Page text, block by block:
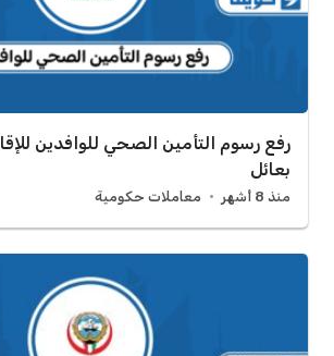
رفع رسوم التأمين الصحي للوافدين
بعائل
منذ 8 أشهر معاملات حكومية